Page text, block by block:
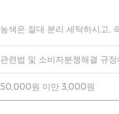
농색은 절대 분리 세탁하시고,
관련법 및 소비자분쟁해결 규
50,000원 미만 3,000원